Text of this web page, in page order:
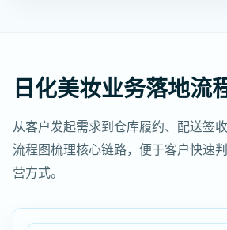
日化美妆业务落地流
从客户发起需求到仓库履约、配送签
流程图梳理核心链路，便于客户快速
营方式。